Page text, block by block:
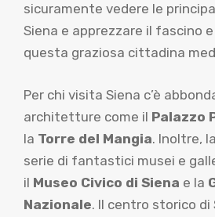
sicuramente vedere le
Siena e apprezzare il fascino
questa graziosa cittadina
Per chi visita Siena c’è
architetture come il Palazzo
la Torre del Mangia. Inoltre,
serie di fantastici musei e
il Museo Civico di Siena e la
Nazionale. Il centro storico di